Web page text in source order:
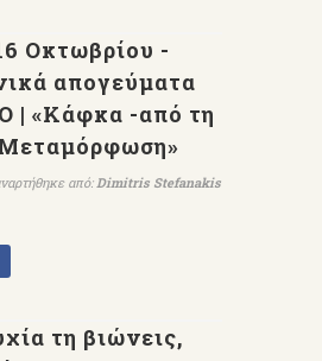
Οκτωβρίου -
απογεύματα
| «Κάφκα -από τη
από:Dimitris Stefanakis
τη βιώνεις,